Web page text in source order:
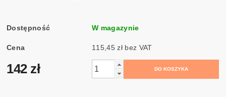
Dostępność W magazynie
Cena 115,45 zł bez VAT
142 zł